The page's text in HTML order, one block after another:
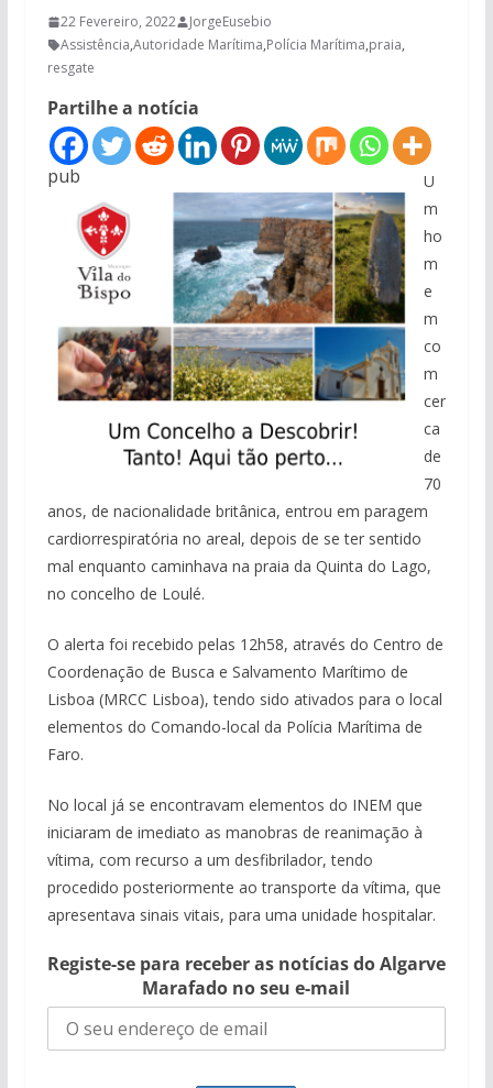
22 Fevereiro, 2022
JorgeEusebio
Assistência,Autoridade Marítima,Polícia Marítima,praia,
resgate
Partilhe a notícia
pub
U
m
ho
m
e
m
co
m
cer
ca
de
70
anos, de nacionalidade britânica, entrou em paragem
cardiorrespiratória no areal, depois de se ter sentido
mal enquanto caminhava na praia da Quinta do Lago,
no concelho de Loulé.
O alerta foi recebido pelas 12h58, através do Centro de
Coordenação de Busca e Salvamento Marítimo de
Lisboa (MRCC Lisboa), tendo sido ativados para o local
elementos do Comando-local da Polícia Marítima de
Faro.
No local já se encontravam elementos do INEM que
iniciaram de imediato as manobras de reanimação à
vítima, com recurso a um desfibrilador, tendo
procedido posteriormente ao transporte da vítima, que
apresentava sinais vitais, para uma unidade hospitalar.
Registe-se para receber as notícias do Algarve
Marafado no seu e-mail